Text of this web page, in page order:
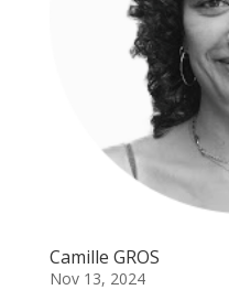
Camille GROS
Nov 13, 2024